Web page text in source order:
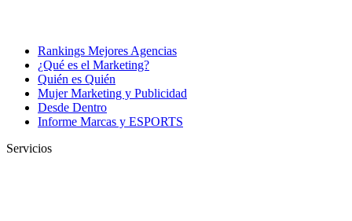
Rankings Mejores Agencias
¿Qué es el Marketing?
Quién es Quién
Mujer Marketing y Publicidad
Desde Dentro
Informe Marcas y ESPORTS
Servicios